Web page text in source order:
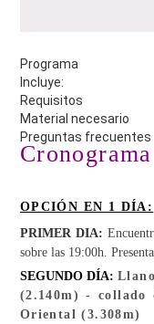
Programa
Incluye:
Requisitos
Material necesario
Preguntas frecuentes
OPCIÓN EN 1 DÍA:
PRIMER DIA:
sobre las 19:00h.
SEGUNDO DÍA:
(2.140m) - collado
Oriental (3.308m)